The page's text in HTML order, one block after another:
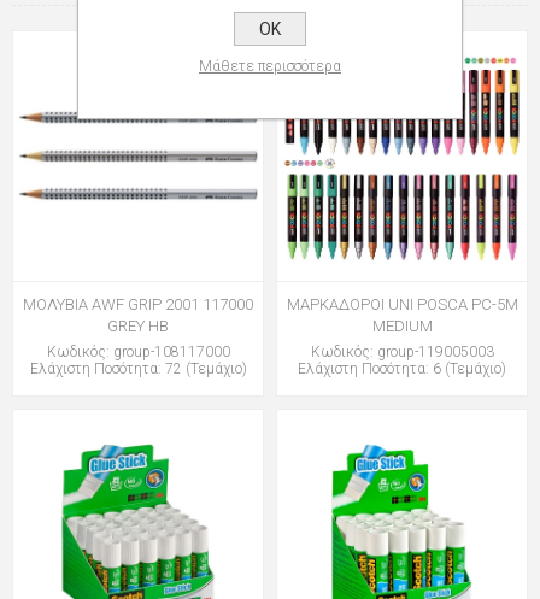
ΜΟΛΥΒΙΑ AWF GRIP 2001 117000
GREY HB
Κωδικός: group-108117000
Ελάχιστη Ποσότητα: 72 (Τεμάχιο)
ΜΑΡΚΑΔΟΡΟΙ UNI POSCA PC-5M
MEDIUM
Κωδικός: group-119005003
Ελάχιστη Ποσότητα: 6 (Τεμάχιο)
OK
Μάθετε περισσότερα